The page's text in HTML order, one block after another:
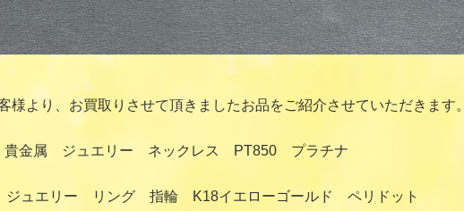
様より、お買取りさせて頂きましたお品をご紹介させていただきます。
貴金属 ジュエリー ネックレス PT850 プラチナ
ジュエリー リング 指輪 K18イエローゴールド ペリドット